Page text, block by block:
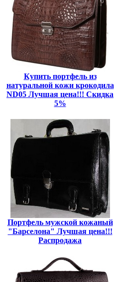
Купить портфель из
натуральной кожи крокодила
ND05 Лучшая цена!!! Скидка
5%
Портфель мужской кожаный
"Барселона" Лучшая цена!!!
Распродажа